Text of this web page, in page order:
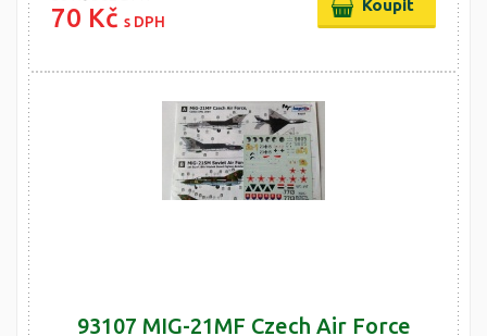
70 Kč s DPH
93107 MIG-21MF Czech Air Force